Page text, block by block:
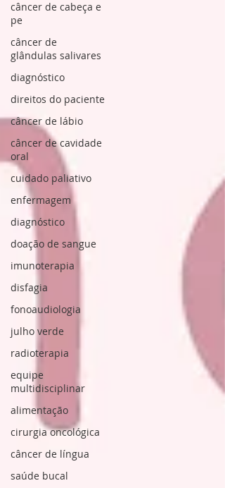
câncer de cabeça e
pe
câncer de
glândulas salivares
diagnóstico
direitos do paciente
câncer de lábio
câncer de cavidade
oral
cuidado paliativo
enfermagem
diagnóstico
doação de sangue
imunoterapia
disfagia
fonoaudiologia
julho verde
radioterapia
equipe
multidisciplinar
alimentação
cirurgia oncológica
câncer de língua
saúde bucal